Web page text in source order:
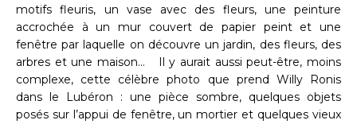
motifs fleuris, un vase avec des fleurs, une peinture
accrochée à un mur couvert de papier peint et une
fenêtre par laquelle on découvre un jardin, des fleurs, des
arbres et une maison… Il y aurait aussi peut-être, moins
complexe, cette célèbre photo que prend Willy Ronis
dans le Lubéron : une pièce sombre, quelques objets
posés sur l’appui de fenêtre, un mortier et quelques vieux